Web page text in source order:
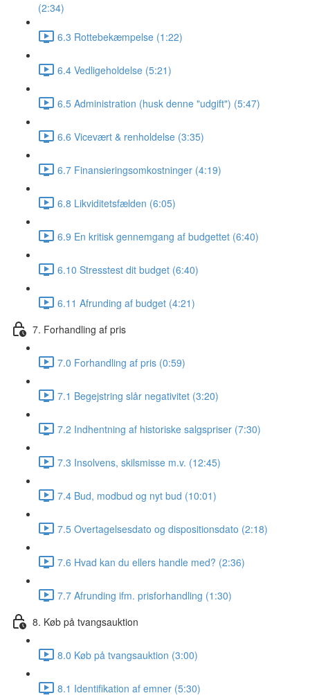
(2:34)
6.3 Rottebekæmpelse (1:22)
6.4 Vedligeholdelse (5:21)
6.5 Administration (husk denne "udgift") (5:47)
6.6 Vicevært & renholdelse (3:35)
6.7 Finansieringsomkostninger (4:19)
6.8 Likviditetsfælden (6:05)
6.9 En kritisk gennemgang af budgettet (6:40)
6.10 Stresstest dit budget (6:40)
6.11 Afrunding af budget (4:21)
7. Forhandling af pris
7.0 Forhandling af pris (0:59)
7.1 Begejstring slår negativitet (3:20)
7.2 Indhentning af historiske salgspriser (7:30)
7.3 Insolvens, skilsmisse m.v. (12:45)
7.4 Bud, modbud og nyt bud (10:01)
7.5 Overtagelsesdato og dispositionsdato (2:18)
7.6 Hvad kan du ellers handle med? (2:36)
7.7 Afrunding ifm. prisforhandling (1:30)
8. Køb på tvangsauktion
8.0 Køb på tvangsauktion (3:00)
8.1 Identifikation af emner (5:30)